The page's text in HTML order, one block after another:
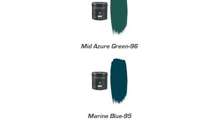
Mid Azure Green-96
Marine Blue-95